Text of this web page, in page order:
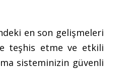
en son gelişmeleri
teşhis etme ve etkili
sisteminizin güvenli